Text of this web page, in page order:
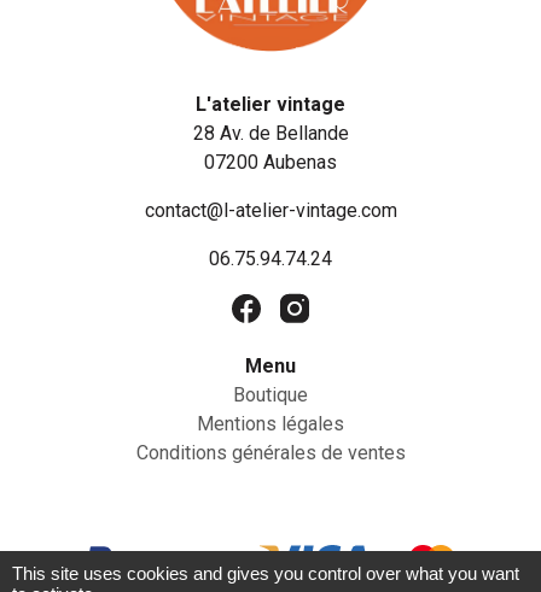
L'atelier vintage
28 Av. de Bellande
07200 Aubenas
contact@l-atelier-vintage.com
06.75.94.74.24
Menu
Boutique
Mentions légales
Conditions générales de ventes
This site uses cookies and gives you control over what you want